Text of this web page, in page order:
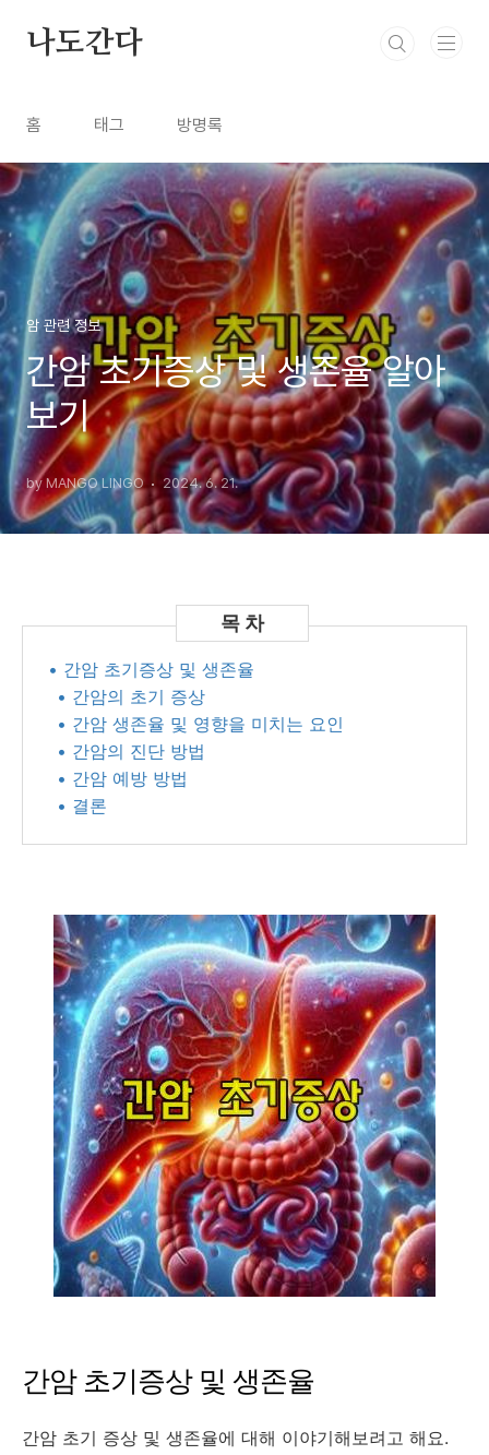
나도간다
홈 태그 방명록
암 관련 정보
간암 초기증상 및 생존율 알아
보기
by MANGO LINGO 2024. 6. 21.
• 간암 초기증상 및 생존율
• 간암의 초기 증상
• 간암 생존율 및 영향을 미치는 요인
• 간암의 진단 방법
• 간암 예방 방법
• 결론
간암 초기증상 및 생존율
간암 초기 증상 및 생존율에 대해 이야기해보려고 해요.